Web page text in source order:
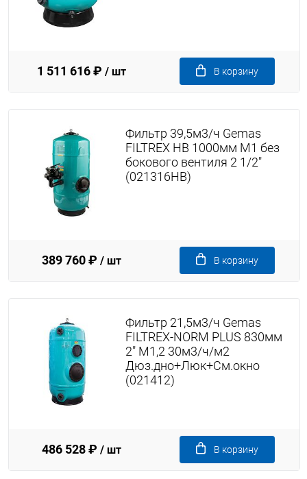
1 511 616 ₽ / шт В корзину
Фильтр 39,5м3/ч Gemas
FILTREX HB 1000мм М1 без
бокового вентиля 2 1/2"
(021316HB)
389 760 ₽ / шт В корзину
Фильтр 21,5м3/ч Gemas
FILTREX-NORM PLUS 830мм
2" М1,2 30м3/ч/м2
Дюз.дно+Люк+См.окно
(021412)
486 528 ₽ / шт В корзину